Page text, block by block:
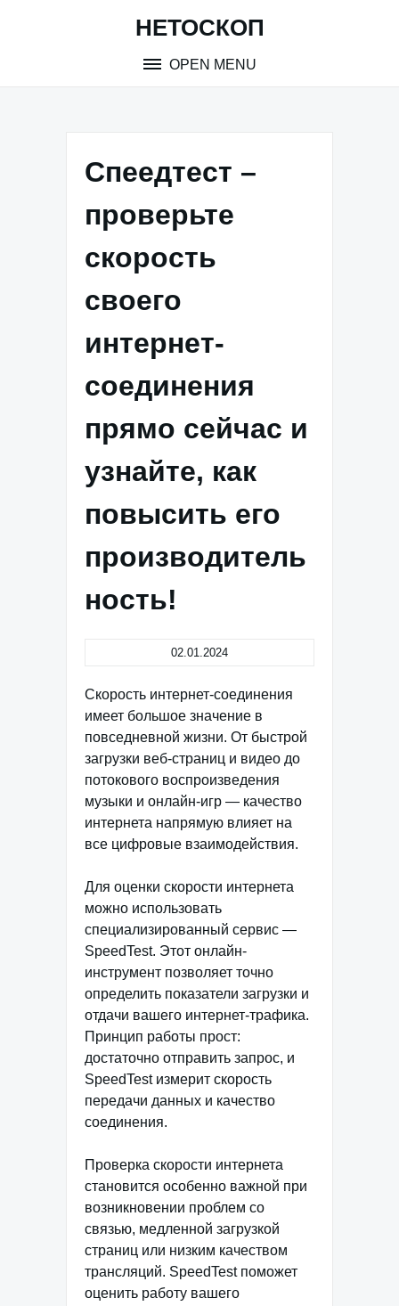
НЕТОСКОП
OPEN MENU
Спеедтест –
проверьте
скорость
своего
интернет-
соединения
прямо сейчас и
узнайте, как
повысить его
производитель
ность!
02.01.2024
Скорость интернет-соединения
имеет большое значение в
повседневной жизни. От быстрой
загрузки веб-страниц и видео до
потокового воспроизведения
музыки и онлайн-игр — качество
интернета напрямую влияет на
все цифровые взаимодействия.
Для оценки скорости интернета
можно использовать
специализированный сервис —
SpeedTest. Этот онлайн-
инструмент позволяет точно
определить показатели загрузки и
отдачи вашего интернет-трафика.
Принцип работы прост:
достаточно отправить запрос, и
SpeedTest измерит скорость
передачи данных и качество
соединения.
Проверка скорости интернета
становится особенно важной при
возникновении проблем со
связью, медленной загрузкой
страниц или низким качеством
трансляций. SpeedTest поможет
оценить работу вашего